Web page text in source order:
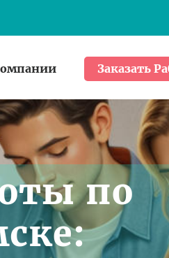
Заказать
по